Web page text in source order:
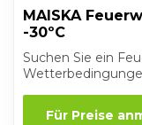
MAISKA
-30ºC
Suchen Sie ein
Für Preise